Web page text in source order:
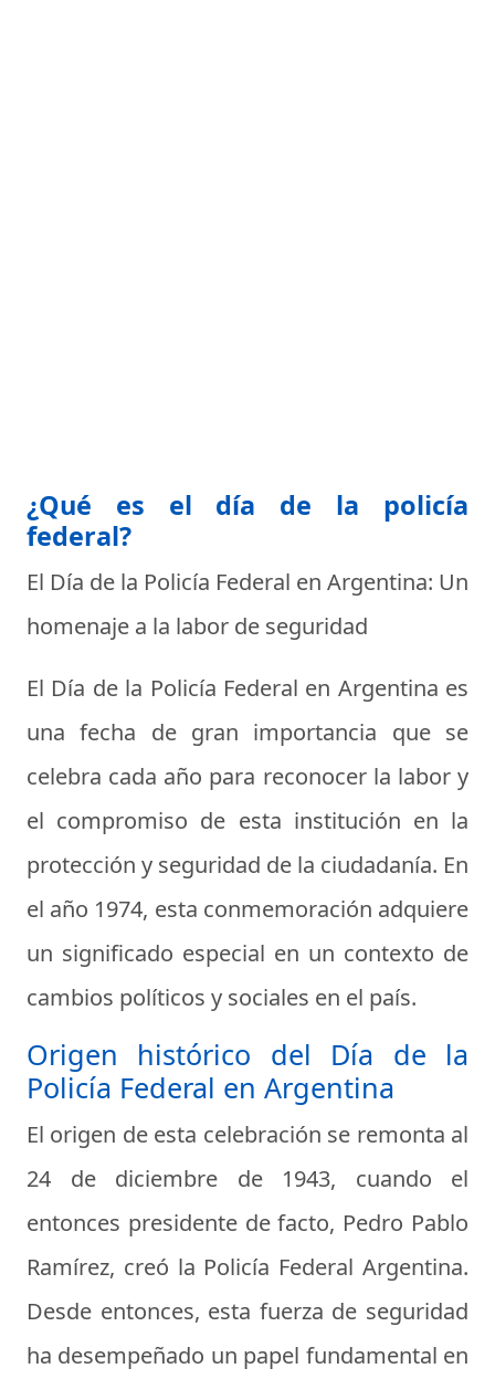
¿Qué es el día de la policía
federal?
El Día de la Policía Federal en Argentina: Un
homenaje a la labor de seguridad
El Día de la Policía Federal en Argentina es
una fecha de gran importancia que se
celebra cada año para reconocer la labor y
el compromiso de esta institución en la
protección y seguridad de la ciudadanía. En
el año 1974, esta conmemoración adquiere
un significado especial en un contexto de
cambios políticos y sociales en el país.
Origen histórico del Día de la
Policía Federal en Argentina
El origen de esta celebración se remonta al
24 de diciembre de 1943, cuando el
entonces presidente de facto, Pedro Pablo
Ramírez, creó la Policía Federal Argentina.
Desde entonces, esta fuerza de seguridad
ha desempeñado un papel fundamental en